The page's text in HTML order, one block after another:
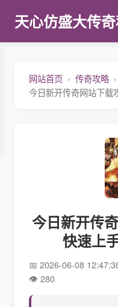
天心仿盛大传
网站首页
传奇攻略
今日新开传奇网站下载
今日新开传
快速上
2026-06-08
280